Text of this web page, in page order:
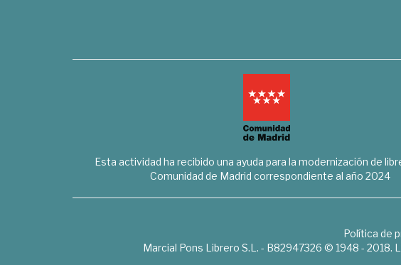
Esta actividad ha recibido una ayuda para la modernización de
Comunidad de Madrid correspondiente al año 2024
Política de
Marcial Pons Librero S.L. - B82947326 © 1948 - 2018.